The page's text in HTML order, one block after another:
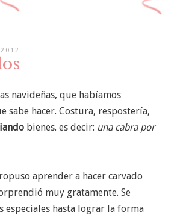
navideñas, que habíamos
sabe hacer. Costura, respostería,
bienes. es decir: una cabra por
aprender a hacer carvado
muy gratamente. Se
especiales hasta lograr la forma